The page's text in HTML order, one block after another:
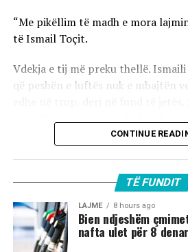
“Me pikëllim të madh e mora
të Ismail Toçit.
Vdekja e tij më preku thellë.
që peshën e luftës nuk e mbajtën
Jeta nuk e kurseu, por ai e jetoi
njeriu që kishte dhënë shumë për
të kujtohet me nderim për atë që
bëri dhe për gjurmën që la pas.
CONTINUE
TË FUNDIT
LAJME 8 hours ago
Bien ndjeshëm
nafta ulet për 8